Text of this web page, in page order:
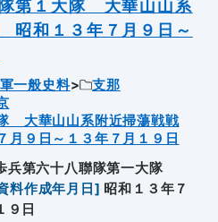
第１大隊 大華山山系
昭和１３年７月９日～
一般史料
支那
大華山山系附近掃蕩戦戦
９日～１３年７月１９日
兵第六十八聯隊第一大隊
料作成年月日 ] 昭和１３年７
９日